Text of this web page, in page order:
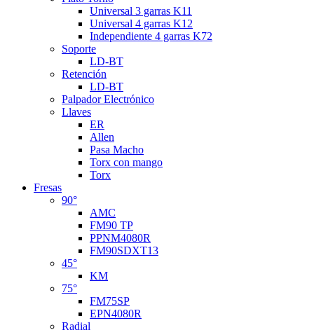
Universal 3 garras K11
Universal 4 garras K12
Independiente 4 garras K72
Soporte
LD-BT
Retención
LD-BT
Palpador Electrónico
Llaves
ER
Allen
Pasa Macho
Torx con mango
Torx
Fresas
90°
AMC
FM90 TP
PPNM4080R
FM90SDXT13
45°
KM
75°
FM75SP
EPN4080R
Radial